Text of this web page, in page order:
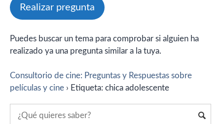
Realizar pregunta
Puedes buscar un tema para comprobar si alguien ha
realizado ya una pregunta similar a la tuya.
Consultorio de cine: Preguntas y Respuestas sobre
películas y cine › Etiqueta: chica adolescente